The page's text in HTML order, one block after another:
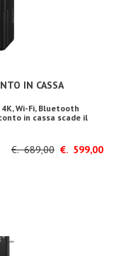
IN CASSA
4K, Wi-Fi, Bluetooth
in cassa scade il
€. 689,00 €. 599,00